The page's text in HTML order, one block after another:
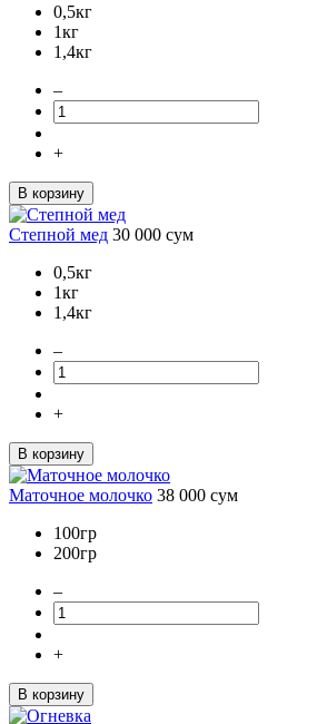
0,5кг
1кг
1,4кг
–
+
В корзину
Степной мед 30 000 сум
0,5кг
1кг
1,4кг
–
+
В корзину
Маточное молочко 38 000 сум
100гр
200гр
–
+
В корзину